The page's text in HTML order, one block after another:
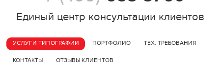
Единый центр консультации клиентов
УСЛУГИ ТИПОГРАФИИ ПОРТФОЛИО ТЕХ. ТРЕБОВАНИЯ
КОНТАКТЫ ОТЗЫВЫ КЛИЕНТОВ